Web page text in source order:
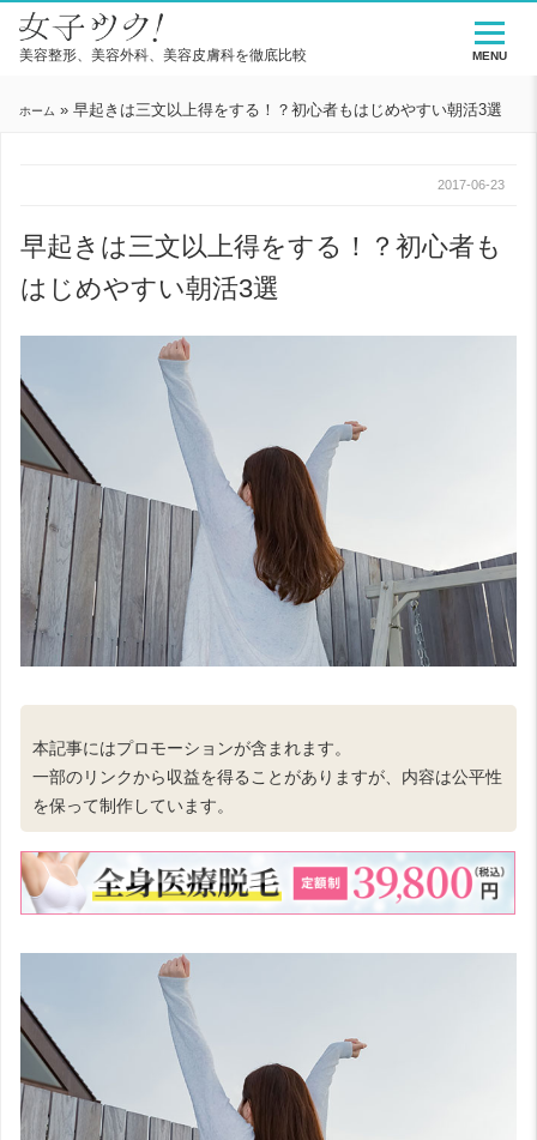
美容整形、美容外科、美容皮膚科を徹底比較
ホーム » 早起きは三文以上得をする！？初心者もはじめやすい朝活3選
2017-06-23
早起きは三文以上得をする！？初心者も
はじめやすい朝活3選
本記事にはプロモーションが含まれます。
一部のリンクから収益を得ることがありますが、内容は公平性
を保って制作しています。
MENU